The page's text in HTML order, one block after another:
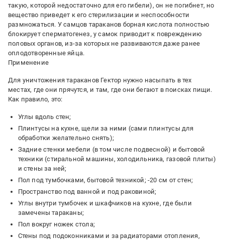
такую, которой недостаточно для его гибели), он не погибнет, но
вещество приведет к его стерилизации и неспособности
размножаться. У самцов тараканов борная кислота полностью
блокирует сперматогенез, у самок приводит к повреждению
половых органов, из-за которых не развиваются даже ранее
оплодотворенные яйца.
Применение
Для уничтожения тараканов Гектор нужно насыпать в тех
местах, где они прячутся, и там, где они бегают в поисках пищи.
Как правило, это:
Углы вдоль стен;
Плинтусы на кухне, щели за ними (сами плинтусы для
обработки желательно снять);
Задние стенки мебели (в том числе подвесной) и бытовой
техники (стиральной машины, холодильника, газовой плиты)
и стены за ней;
Пол под тумбочками, бытовой техникой; -20 см от стен;
Пространство под ванной и под раковиной;
Углы внутри тумбочек и шкафчиков на кухне, где были
замечены тараканы;
Пол вокруг ножек стола;
Стены под подоконниками и за радиаторами отопления,